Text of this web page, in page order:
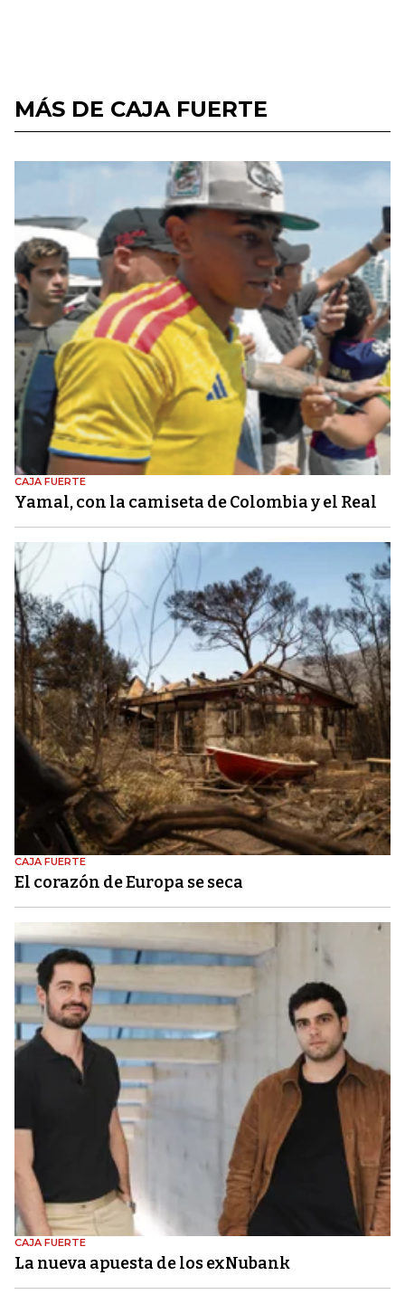
MÁS DE CAJA FUERTE
CAJA FUERTE
Yamal, con la camiseta de Colombia y el Real
CAJA FUERTE
El corazón de Europa se seca
CAJA FUERTE
La nueva apuesta de los exNubank